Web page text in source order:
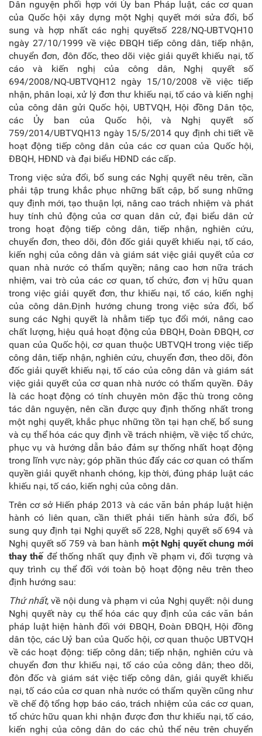
Dân nguyện phối hợp với Ủy ban Pháp luật, các cơ quan
của Quốc hội xây dựng một Nghị quyết mới sửa đổi, bổ
sung và hợp nhất các nghị quyếtsố 228/NQ-UBTVQH10
ngày 27/10/1999 về việc ĐBQH tiếp công dân, tiếp nhận,
chuyển đơn, đôn đốc, theo dõi việc giải quyết khiếu nại, tố
cáo và kiến nghị của công dân, Nghị quyết số
694/2008/NQ-UBTVQH12 ngày 15/10/2008 về việc tiếp
nhận, phân loại, xử lý đơn thư khiếu nại, tố cáo và kiến nghị
của công dân gửi Quốc hội, UBTVQH, Hội đồng Dân tộc,
các Ủy ban của Quốc hội, và Nghị quyết số
759/2014/UBTVQH13 ngày 15/5/2014 quy định chi tiết về
hoạt động tiếp công dân của các cơ quan của Quốc hội,
ĐBQH, HĐND và đại biểu HĐND các cấp.
Trong việc sửa đổi, bổ sung các Nghị quyết nêu trên, cần
phải tập trung khắc phục những bất cập, bổ sung những
quy định mới, tạo thuận lợi, nâng cao trách nhiệm và phát
huy tính chủ động của cơ quan dân cử, đại biểu dân cử
trong hoạt động tiếp công dân, tiếp nhận, nghiên cứu,
chuyển đơn, theo dõi, đôn đốc giải quyết khiếu nại, tố cáo,
kiến nghị của công dân và giám sát việc giải quyết của cơ
quan nhà nước có thẩm quyền; nâng cao hơn nữa trách
nhiệm, vai trò của các cơ quan, tổ chức, đơn vị hữu quan
trong việc giải quyết đơn, thư khiếu nại, tố cáo, kiến nghị
của công dân.Định hướng chung trong việc sửa đổi, bổ
sung các Nghị quyết là nhằm tiếp tục đổi mới, nâng cao
chất lượng, hiệu quả hoạt động của ĐBQH, Đoàn ĐBQH, cơ
quan của Quốc hội, cơ quan thuộc UBTVQH trong việc tiếp
công dân, tiếp nhận, nghiên cứu, chuyển đơn, theo dõi, đôn
đốc giải quyết khiếu nại, tố cáo của công dân và giám sát
việc giải quyết của cơ quan nhà nước có thẩm quyền. Đây
là các hoạt động có tính chuyên môn đặc thù trong công
tác dân nguyện, nên cần được quy định thống nhất trong
một nghị quyết, khắc phục những tồn tại hạn chế, bổ sung
và cụ thể hóa các quy định về trách nhiệm, về việc tổ chức,
phục vụ và hướng dẫn bảo đảm sự thống nhất hoạt động
trong lĩnh vực này; góp phần thúc đẩy các cơ quan có thẩm
quyền giải quyết nhanh chóng, kịp thời, đúng pháp luật các
khiếu nại, tố cáo, kiến nghị của công dân.
Trên cơ sở Hiến pháp 2013 và các văn bản pháp luật hiện
hành có liên quan, cần thiết phải tiến hành sửa đổi, bổ
sung quy định tại Nghị quyết số 228, Nghị quyết số 694 và
Nghị quyết số 759 và ban hành một Nghị quyết chung mới
thay thếđể thống nhất quy định về phạm vi, đối tượng và
quy trình cụ thể đối với toàn bộ hoạt động nêu trên theo
định hướng sau:
Thứ nhất, về nội dung và phạm vi của Nghị quyết: nội dung
Nghị quyết này cụ thể hóa các quy định của các văn bản
pháp luật hiện hành đối với ĐBQH, Đoàn ĐBQH, Hội đồng
dân tộc, các Uỷ ban của Quốc hội, cơ quan thuộc UBTVQH
về các hoạt động: tiếp công dân; tiếp nhận, nghiên cứu và
chuyển đơn thư khiếu nại, tố cáo của công dân; theo dõi,
đôn đốc và giám sát việc tiếp công dân, giải quyết khiếu
nại, tố cáo của cơ quan nhà nước có thẩm quyền cũng như
về chế độ tổng hợp báo cáo, trách nhiệm của các cơ quan,
tổ chức hữu quan khi nhận được đơn thư khiếu nại, tố cáo,
kiến nghị của công dân do các chủ thể nêu trên chuyển